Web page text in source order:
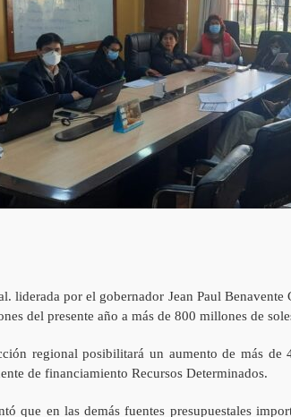
liderada por el gobernador Jean Paul
del presente año a más de 800 millones de
regional posibilitará un aumento de más de
de financiamiento Recursos Determinados.
que en las demás fuentes presupuestales